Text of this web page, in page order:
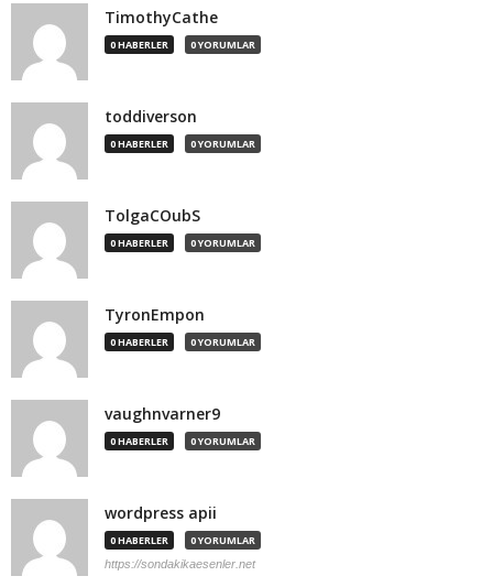
TimothyCathe
0 HABERLER 0 YORUMLAR
toddiverson
0 HABERLER 0 YORUMLAR
TolgaCOubS
0 HABERLER 0 YORUMLAR
TyronEmpon
0 HABERLER 0 YORUMLAR
vaughnvarner9
0 HABERLER 0 YORUMLAR
wordpress apii
0 HABERLER 0 YORUMLAR
https://sondakikaesenler.net